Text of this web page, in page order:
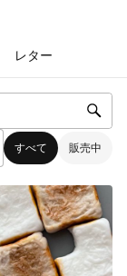
レター
すべて 販売中